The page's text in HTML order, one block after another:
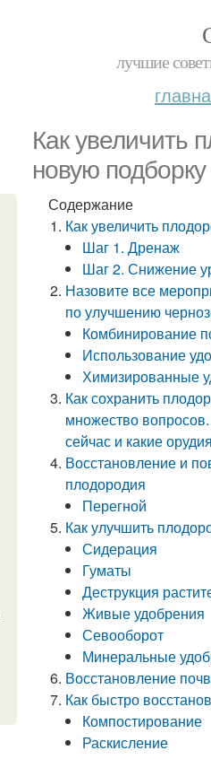
лучшие
Как увеличить
новую подборку
Содержание
Как увеличить
Шаг 1. Дренаж
Шаг 2. Снижение
Назовите все
по улучшению
Комбинирование
Использование
Химизированные
Как сохранить
множество
сейчас и какие
Восстановление и
плодородия
Перегной
Как улучшить
Сидерация
Гуматы
Деструкция
Живые удобрения
Севооборот
Минеральные
Восстановление
Как быстро
Компостирование
Раскисление